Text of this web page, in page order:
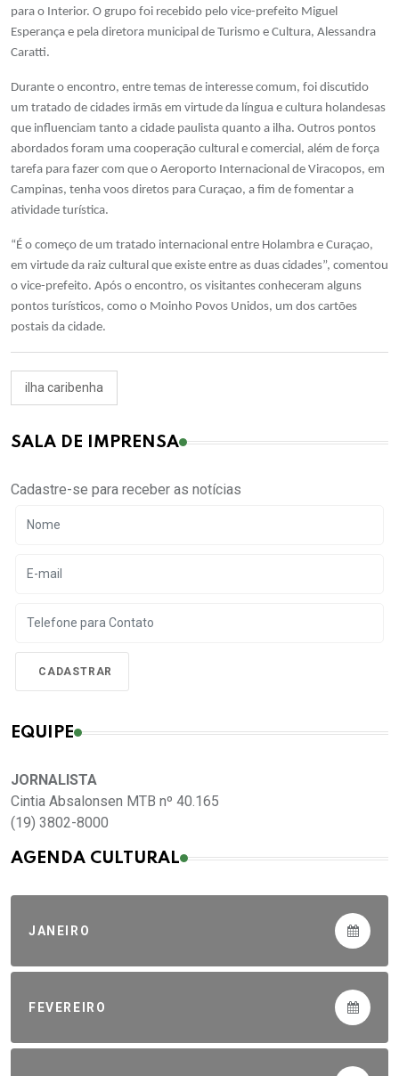
para o Interior. O grupo foi recebido pelo vice-prefeito Miguel
Esperança e pela diretora municipal de Turismo e Cultura, Alessandra
Caratti.
Durante o encontro, entre temas de interesse comum, foi discutido
um tratado de cidades irmãs em virtude da língua e cultura holandesas
que influenciam tanto a cidade paulista quanto a ilha. Outros pontos
abordados foram uma cooperação cultural e comercial, além de força
tarefa para fazer com que o Aeroporto Internacional de Viracopos, em
Campinas, tenha voos diretos para Curaçao, a fim de fomentar a
atividade turística.
“É o começo de um tratado internacional entre Holambra e Curaçao,
em virtude da raiz cultural que existe entre as duas cidades”, comentou
o vice-prefeito. Após o encontro, os visitantes conheceram alguns
pontos turísticos, como o Moinho Povos Unidos, um dos cartões
postais da cidade.
ilha caribenha
SALA DE IMPRENSA
Cadastre-se para receber as notícias
EQUIPE
JORNALISTA
Cintia Absalonsen MTB nº 40.165
(19) 3802-8000
AGENDA CULTURAL
JANEIRO
FEVEREIRO